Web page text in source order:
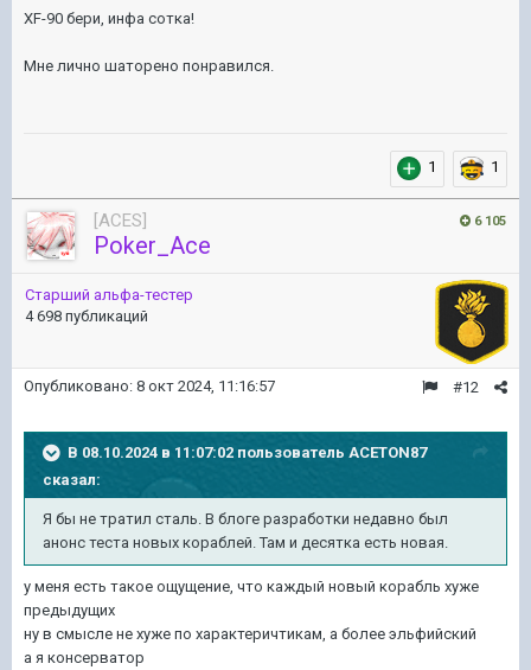
ХF-90 бери, инфа сотка!
Мне лично шаторено понравился.
1 1
6 105
[ACES]
Poker_Ace
Старший альфа-тестер
4 698 публикаций
#12
Опубликовано: 8 окт 2024, 11:16:57
В 08.10.2024 в 11:07:02 пользователь ACETON87
сказал:
Я бы не тратил сталь. В блоге разработки недавно был
анонс теста новых кораблей. Там и десятка есть новая.
у меня есть такое ощущение, что каждый новый корабль хуже
предыдущих
ну в смысле не хуже по характеричтикам, а более эльфийский
а я консерватор